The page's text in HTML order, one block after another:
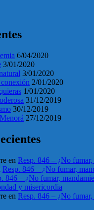
6/04/2020
3/01/2020
3/01/2020
2/01/2020
1/01/2020
31/12/2019
30/12/2019
27/12/2019
en Resp. 846 – ¿No
Resp. 846 – ¿No fumar,
846 – ¿No fumar,
y misericordia
en Resp. 846 – ¿No